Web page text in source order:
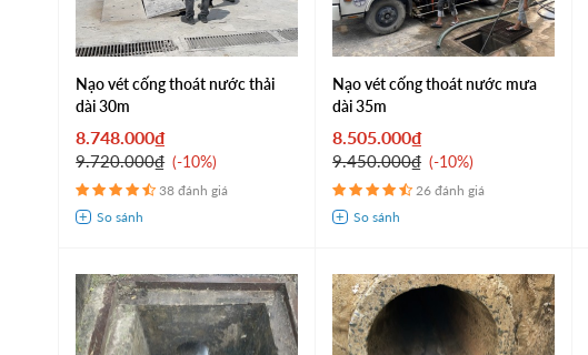
Nạo vét cống thoát nước thải
dài 30m
8.748.000₫
9.720.000₫ -10%
38 đánh giá
Nạo vét cống thoát nước mưa
dài 35m
8.505.000₫
9.450.000₫ -10%
26 đánh giá